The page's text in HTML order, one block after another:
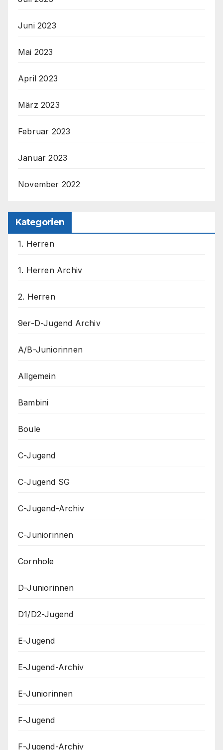
Juni 2023
Mai 2023
April 2023
März 2023
Februar 2023
Januar 2023
November 2022
Kategorien
1. Herren
1. Herren Archiv
2. Herren
9er-D-Jugend Archiv
A/B-Juniorinnen
Allgemein
Bambini
Boule
C-Jugend
C-Jugend SG
C-Jugend-Archiv
C-Juniorinnen
Cornhole
D-Juniorinnen
D1/D2-Jugend
E-Jugend
E-Jugend-Archiv
E-Juniorinnen
F-Jugend
F-Jugend-Archiv